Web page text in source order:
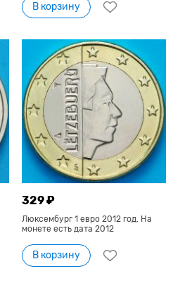
В корзину
329 ₽
Люксембург 1 евро 2012 год. На
монете есть дата 2012
В корзину